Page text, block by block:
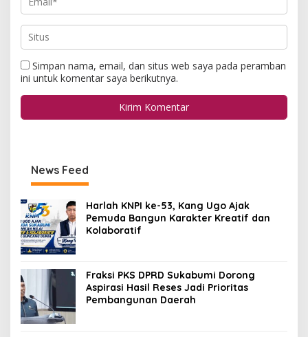
Simpan nama, email, dan situs web saya pada peramban
ini untuk komentar saya berikutnya.
News Feed
Harlah KNPI ke-53, Kang Ugo Ajak
Pemuda Bangun Karakter Kreatif dan
Kolaboratif
Fraksi PKS DPRD Sukabumi Dorong
Aspirasi Hasil Reses Jadi Prioritas
Pembangunan Daerah